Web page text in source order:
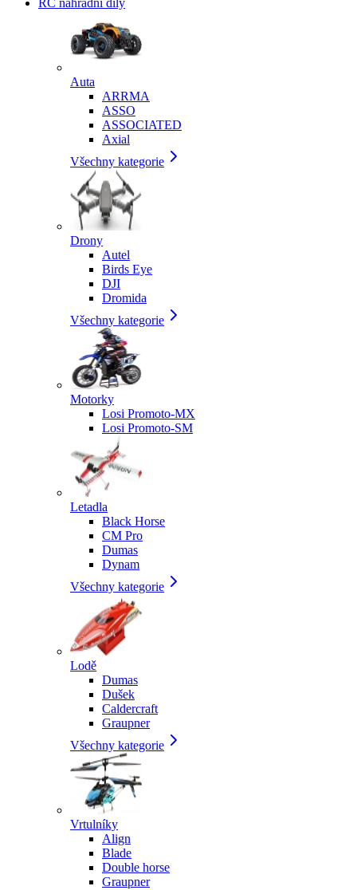
RC náhradní díly
Auta
ARRMA
ASSO
ASSOCIATED
Axial
Všechny kategorie
Drony
Autel
Birds Eye
DJI
Dromida
Všechny kategorie
Motorky
Losi Promoto-MX
Losi Promoto-SM
Letadla
Black Horse
CM Pro
Dumas
Dynam
Všechny kategorie
Lodě
Dumas
Dušek
Caldercraft
Graupner
Všechny kategorie
Vrtulníky
Align
Blade
Double horse
Graupner